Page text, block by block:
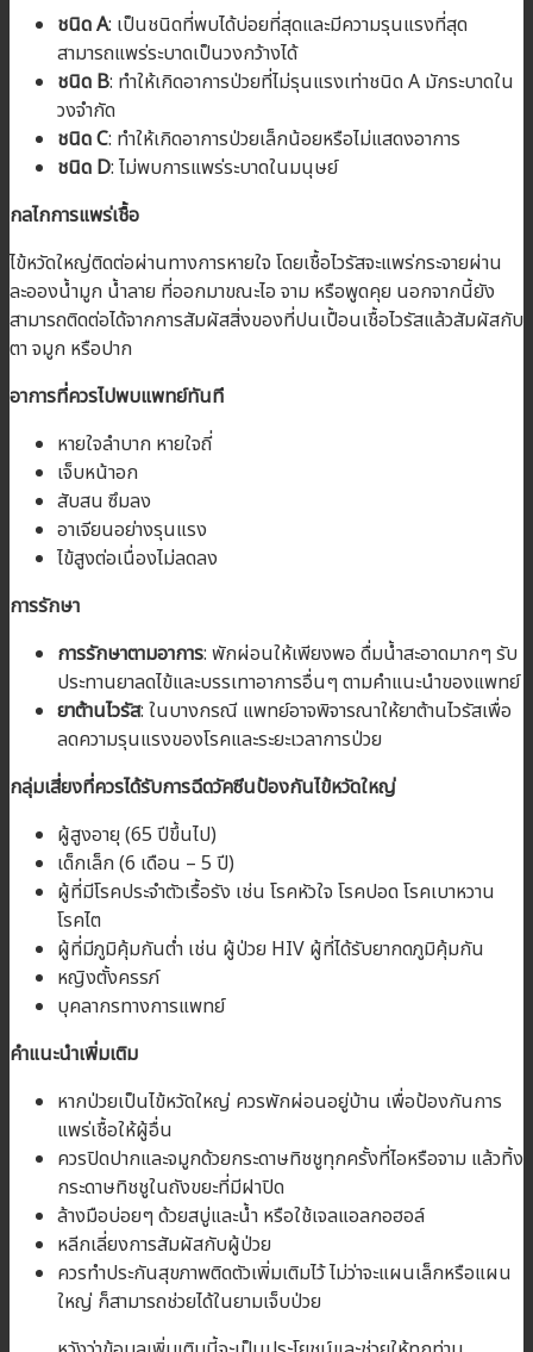
ชนิดA: เป็นชนิดที่พบได้บ่อยที่สุดและมีความรุนแรงที่สุด
สามารถแพร่ระบาดเป็นวงกว้างได้
ชนิด B: ทำให้เกิดอาการป่วยที่ไม่รุนแรงเท่าชนิด A มักระบาดใน
วงจำกัด
ชนิดC: ทำให้เกิดอาการป่วยเล็กน้อยหรือไม่แสดงอาการ
ชนิด D: ไม่พบการแพร่ระบาดในมนุษย์
กลไกการแพร่เชื้อ
ไข้หวัดใหญ่ติดต่อผ่านทางการหายใจ โดยเชื้อไวรัสจะแพร่กระจายผ่าน
ละอองน้ำมูก น้ำลาย ที่ออกมาขณะไอ จาม หรือพูดคุย นอกจากนี้ยัง
สามารถติดต่อได้จากการสัมผัสสิ่งของที่ปนเปื้อนเชื้อไวรัสแล้วสัมผัสกับ
ตา จมูก หรือปาก
อาการที่ควรไปพบแพทย์ทันที
หายใจลำบาก หายใจถี่
เจ็บหน้าอก
สับสน ซึมลง
อาเจียนอย่างรุนแรง
ไข้สูงต่อเนื่องไม่ลดลง
การรักษา
การรักษาตามอาการ: พักผ่อนให้เพียงพอ ดื่มน้ำสะอาดมากๆ รับ
ประทานยาลดไข้และบรรเทาอาการอื่นๆ ตามคำแนะนำของแพทย์
ยาต้านไวรัส: ในบางกรณี แพทย์อาจพิจารณาให้ยาต้านไวรัสเพื่อ
ลดความรุนแรงของโรคและระยะเวลาการป่วย
กลุ่มเสี่ยงที่ควรได้รับการฉีดวัคซีนป้องกันไข้หวัดใหญ่
ผู้สูงอายุ (65 ปีขึ้นไป)
เด็กเล็ก (6 เดือน – 5 ปี)
ผู้ที่มีโรคประจำตัวเรื้อรัง เช่น โรคหัวใจ โรคปอด โรคเบาหวาน
โรคไต
ผู้ที่มีภูมิคุ้มกันต่ำ เช่น ผู้ป่วย HIV ผู้ที่ได้รับยากดภูมิคุ้มกัน
หญิงตั้งครรภ์
บุคลากรทางการแพทย์
คำแนะนำเพิ่มเติม
หากป่วยเป็นไข้หวัดใหญ่ ควรพักผ่อนอยู่บ้าน เพื่อป้องกันการ
แพร่เชื้อให้ผู้อื่น
ควรปิดปากและจมูกด้วยกระดาษทิชชูทุกครั้งที่ไอหรือจาม แล้วทิ้ง
กระดาษทิชชูในถังขยะที่มีฝาปิด
ล้างมือบ่อยๆ ด้วยสบู่และน้ำ หรือใช้เจลแอลกอฮอล์
หลีกเลี่ยงการสัมผัสกับผู้ป่วย
ควรทำประกันสุขภาพติดตัวเพิ่มเติมไว้ ไม่ว่าจะแผนเล็กหรือแผน
ใหญ่ ก็สามารถช่วยได้ในยามเจ็บป่วย